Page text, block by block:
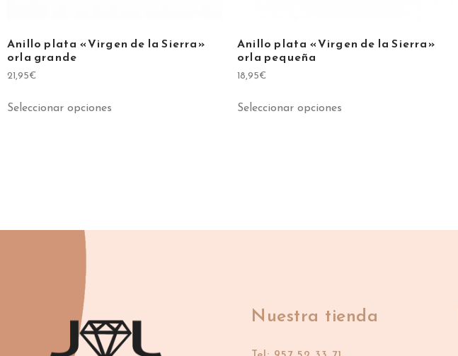
Anillo plata «Virgen de la Sierra»
orla grande
21,95€
Seleccionar opciones
Anillo plata «Virgen de la Sierra»
orla pequeña
18,95€
Seleccionar opciones
Nuestra tienda